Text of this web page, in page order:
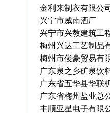
金利来制衣有限公
兴宁市威南酒厂
兴宁市兴教建筑工
梅州兴达工艺制品
梅州市俊豪贸易有
广东泉之乡矿泉饮
广东省五华县华联
广东省梅州盐业总
丰顺亚星电子有限